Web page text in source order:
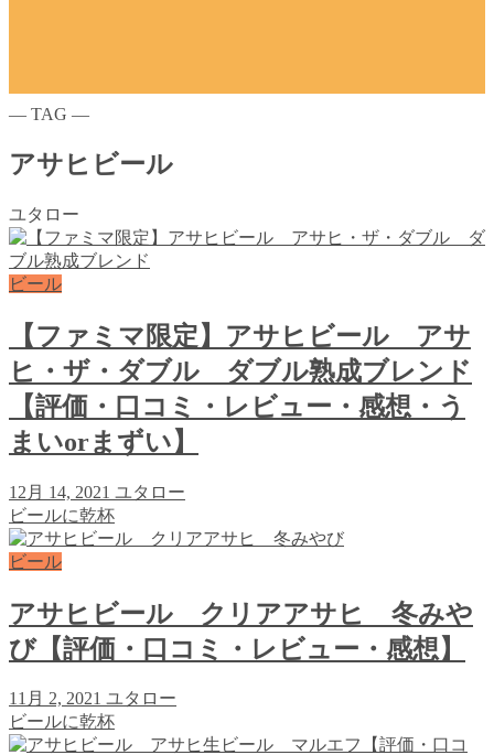
― TAG ―
アサヒビール
ユタロー
ビール
【ファミマ限定】アサヒビール アサ
ヒ・ザ・ダブル ダブル熟成ブレンド
【評価・口コミ・レビュー・感想・う
まいorまずい】
12月 14, 2021 ユタロー
ビールに乾杯
ビール
アサヒビール クリアアサヒ 冬みや
び【評価・口コミ・レビュー・感想】
11月 2, 2021 ユタロー
ビールに乾杯